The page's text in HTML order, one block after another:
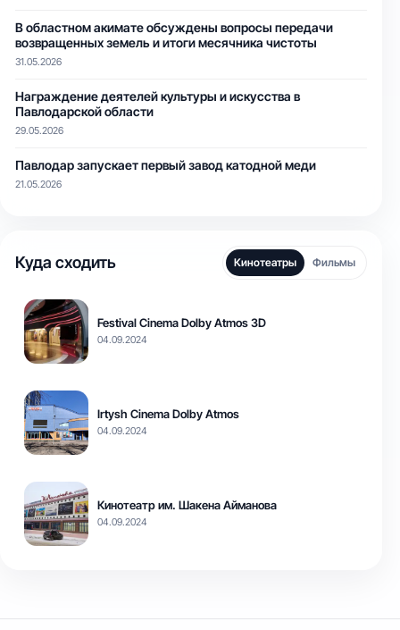
В областном акимате обсуждены вопросы передачи
возвращенных земель и итоги месячника чистоты
31.05.2026
Награждение деятелей культуры и искусства в
Павлодарской области
29.05.2026
Павлодар запускает первый завод катодной меди
21.05.2026
Куда сходить Кинотеатры Фильмы
Festival Cinema Dolby Atmos 3D
04.09.2024
Irtysh Cinema Dolby Atmos
04.09.2024
Кинотеатр им. Шакена Айманова
04.09.2024